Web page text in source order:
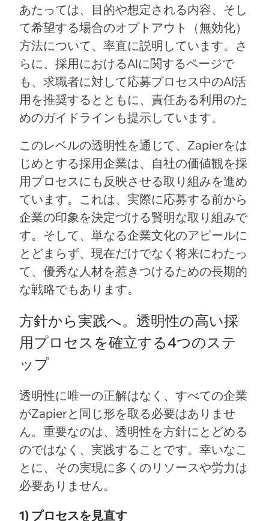
あたっては、目的や想定される内容、そし
て希望する場合のオプトアウト（無効化）
方法について、率直に説明しています。さ
らに、採用におけるAIに関するページで
も、求職者に対して応募プロセス中のAI活
用を推奨するとともに、責任ある利用のた
めのガイドラインも提示しています。
このレベルの透明性を通じて、Zapierをは
じめとする採用企業は、自社の価値観を採
用プロセスにも反映させる取り組みを進め
ています。これは、実際に応募する前から
企業の印象を決定づける賢明な取り組みで
す。そして、単なる企業文化のアピールに
とどまらず、現在だけでなく将来にわたっ
て、優秀な人材を惹きつけるための長期的
な戦略でもあります。
方針から実践へ。透明性の高い採
用プロセスを確立する4つのステ
ップ
透明性に唯一の正解はなく、すべての企業
がZapierと同じ形を取る必要はありませ
ん。重要なのは、透明性を方針にとどめる
のではなく、実践することです。幸いなこ
とに、その実現に多くのリソースや労力は
必要ありません。
1) プロセスを見直す